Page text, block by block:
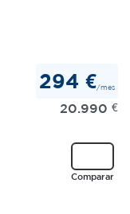
294 €/mes
20.990 €
Comparar